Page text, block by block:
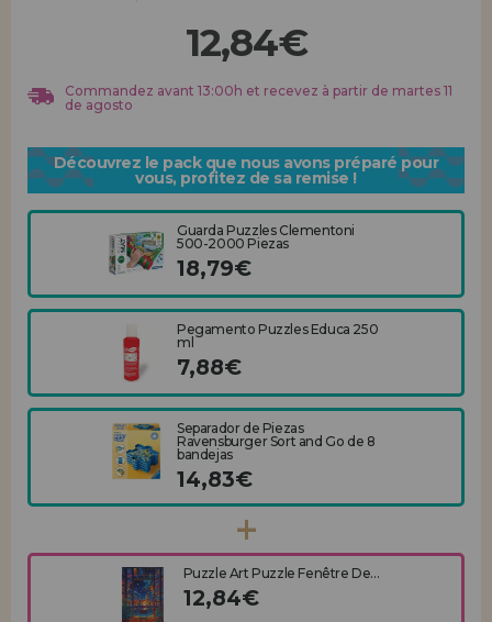
ENREGISTREMENT DISTRIBUTEUR
12,84€
Commandez avant 13:00h et recevez à partir de martes 11
de agosto
Découvrez le pack que nous avons préparé pour
vous, profitez de sa remise !
Guarda Puzzles Clementoni
500-2000 Piezas
18,79€
Pegamento Puzzles Educa 250
ml
7,88€
Separador de Piezas
Ravensburger Sort and Go de 8
bandejas
14,83€
Puzzle Art Puzzle Fenêtre De...
12,84€